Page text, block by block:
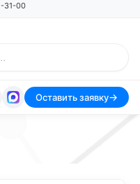
31-00
Оставить заявку